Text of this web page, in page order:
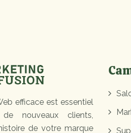
efficace est essentiel
nouveaux clients,
de votre marque